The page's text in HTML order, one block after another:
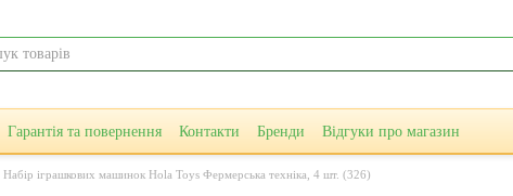
Гарантiя та повернення Контакти Бренди Відгуки про магазин
Набір іграшкових машинок Hola Toys Фермерська техніка, 4 шт. (326)